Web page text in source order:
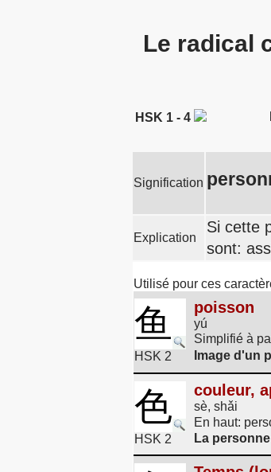
Le radical
HSK 1 - 4
Signification
Explication
Si cette
sont:
Utilisé pour ces
鱼
HSK 2
poisson
yú
Simplifié à
Image d'un
色
HSK 2
couleur,
sè, shǎi
En haut:
La